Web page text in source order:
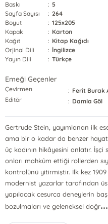
Baskı
: 5
Sayfa Sayısı
: 264
Boyut
: 125x205
Kapak
: Karton
Kağıt
: Kitap Kağıdı
Orjinal Dili
: İngilizce
Yayın Dili
: Türkçe
Emeği Geçenler
Çevirmen : Ferit Burak
Editör
: Damla Göl
Gertrude Stein, yayımlanan ilk
ama bir o kadar da benzer
üç kadının hikâyesini anlatır. İşçi
onları mahkûm ettiği rollerden
kontrolünü yitirmiştir. İlk kez
modernist yazarlar tarafından
yapılacak cesurca deneylerin
bozulmaları ve geleneksel doğr...